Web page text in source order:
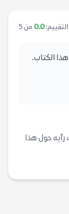
0.0 من 5
الكتاب.
رأيه حول هذا